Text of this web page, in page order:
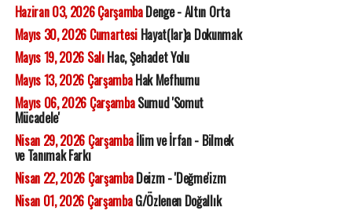
Haziran 03, 2026 ÇarşambaDenge - Altın Orta
Mayıs 30, 2026 CumartesiHayat(lar)a Dokunmak
Mayıs 19, 2026 SalıHac, Şehadet Yolu
Mayıs 13, 2026 ÇarşambaHak Mefhumu
Mayıs 06, 2026 ÇarşambaSumud 'Somut
Mücadele'
Nisan 29, 2026 Çarşambaİlim ve İrfan - Bilmek
ve Tanımak Farkı
Nisan 22, 2026 ÇarşambaDeizm - 'Değme'izm
Nisan 01, 2026 ÇarşambaG/Özlenen Doğallık